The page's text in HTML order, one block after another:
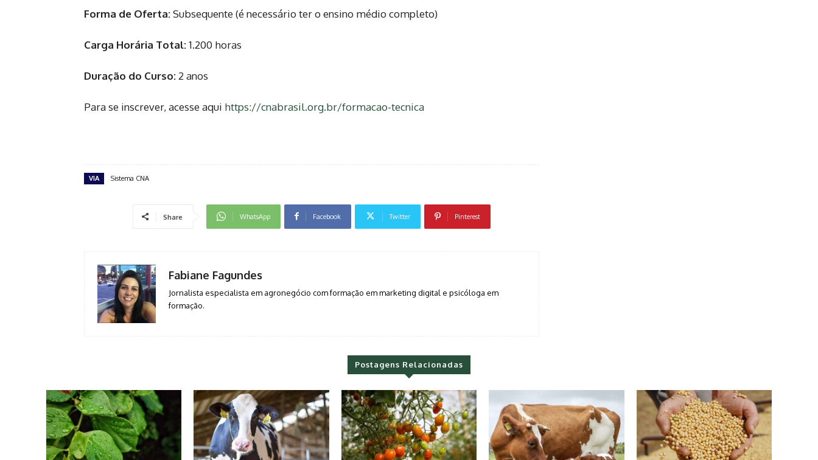
Forma de Oferta:Subsequente (é necessário ter o ensino médio completo)
Carga Horária Total:1.200 horas
Duração do Curso: 2 anos
Para se inscrever, acesse aqui https://cnabrasil.org.br/formacao-tecnica
VIA Sistema CNA
Share WhatsApp Facebook Twitter Pinterest
Fabiane Fagundes
Jornalista especialista em agronegócio com formação em marketing digital e psicóloga em
formação.
Postagens Relacionadas